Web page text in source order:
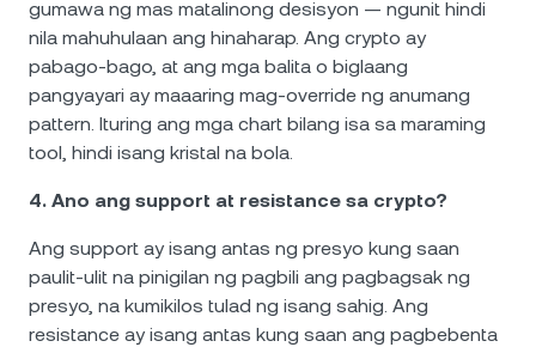
gumawa ng mas matalinong desisyon — ngunit hindi
nila mahuhulaan ang hinaharap. Ang crypto ay
pabago-bago, at ang mga balita o biglaang
pangyayari ay maaaring mag-override ng anumang
pattern. Ituring ang mga chart bilang isa sa maraming
tool, hindi isang kristal na bola.
4. Ano ang support at resistance sa crypto?
Ang support ay isang antas ng presyo kung saan
paulit-ulit na pinigilan ng pagbili ang pagbagsak ng
presyo, na kumikilos tulad ng isang sahig. Ang
resistance ay isang antas kung saan ang pagbebenta